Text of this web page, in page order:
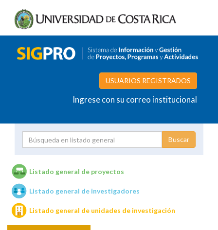
USUARIOS REGISTRADOS
Ingrese con su correo institucional
Unidades de investigación
Listado general de proyectos
Listado general de investigadores
Listado general de unidades de investigación